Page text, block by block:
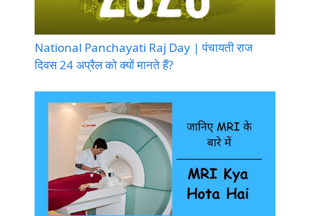
National Panchayati Raj Day | पंचायती राज
दिवस 24 अप्रैल को क्यों मानते हैं?